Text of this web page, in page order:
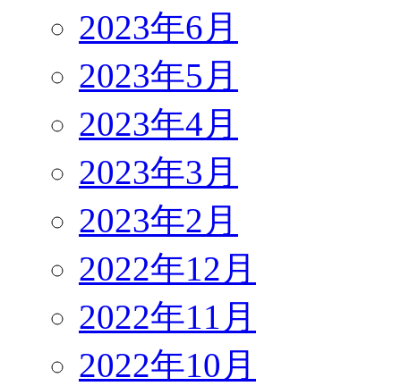
2023年6月
2023年5月
2023年4月
2023年3月
2023年2月
2022年12月
2022年11月
2022年10月